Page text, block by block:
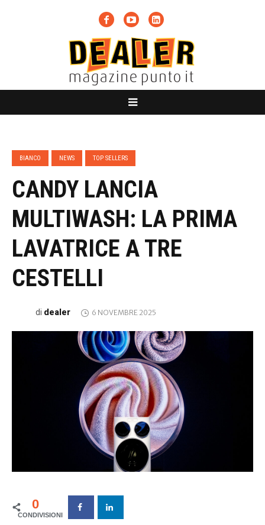
BIANCO NEWS TOP SELLERS
CANDY LANCIA
MULTIWASH: LA PRIMA
LAVATRICE A TRE
CESTELLI
di dealer 6 NOVEMBRE 2025
0